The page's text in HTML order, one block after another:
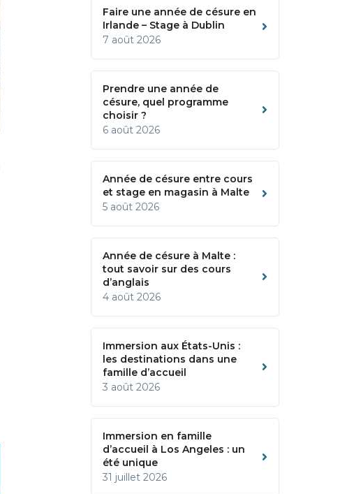
Faire une année de césure en
Irlande – Stage à Dublin
7 août 2026
Prendre une année de
césure, quel programme
choisir ?
6 août 2026
Année de césure entre cours
et stage en magasin à Malte
5 août 2026
Année de césure à Malte :
tout savoir sur des cours
d’anglais
4 août 2026
Immersion aux États-Unis :
les destinations dans une
famille d’accueil
3 août 2026
Immersion en famille
d’accueil à Los Angeles : un
été unique
31 juillet 2026